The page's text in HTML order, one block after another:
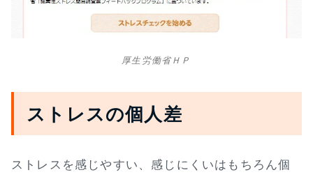
厚生労働省ＨＰ
ストレスの個人差
ストレスを感じやすい、感じにくいはもちろん個